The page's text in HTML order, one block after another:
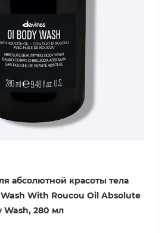
абсолютной красоты тела
With Roucou Oil Absolute
280 мл